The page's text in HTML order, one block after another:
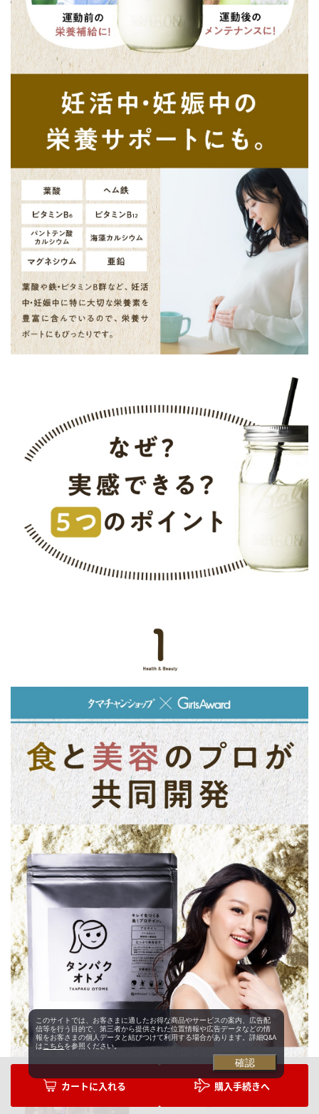
購入手続きへ
このサイトでは、お客さまに適したお得な商品やサービスの案内、広告配
信等を行う目的で、第三者から提供された位置情報や広告データなどの情
報をお客さまの個人データと結びつけて利用する場合があります。詳細Q&A
は こちらを参照ください。
確認